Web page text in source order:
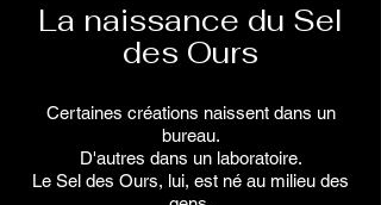
La naissance du Sel
des Ours
Certaines créations naissent dans un
bureau.
D'autres dans un laboratoire.
Le Sel des Ours, lui, est né au milieu des